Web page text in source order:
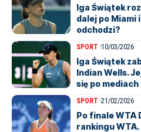
Iga Świątek
dalej po Miami
odchodzi?
SPORT 10/03/2026
Iga Świątek
Indian Wells.
się po mediach
SPORT 21/02/2026
Po finale WTA
rankingu